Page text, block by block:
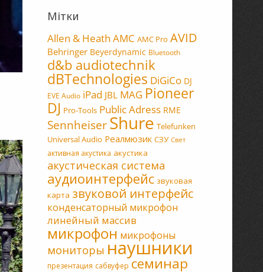
Мітки
Allen & Heath AMC AMC Pro AVID
Behringer Beyerdynamic Bluetooth
d&b audiotechnik
dBTechnologies DiGiCo DJ
EVE Audio iPad JBL MAG Pioneer
DJ Pro-Tools Public Adress RME
Sennheiser Shure Telefunken
Universal Audio Реалмюзик СЗУ Свет
активная акустика акустика
акустическая система
аудиоинтерфейс звуковая
карта звуковой интерфейс
конденсаторный микрофон
линейный массив
микрофон микрофоны
мониторы наушники
презентация сабвуфер семинар